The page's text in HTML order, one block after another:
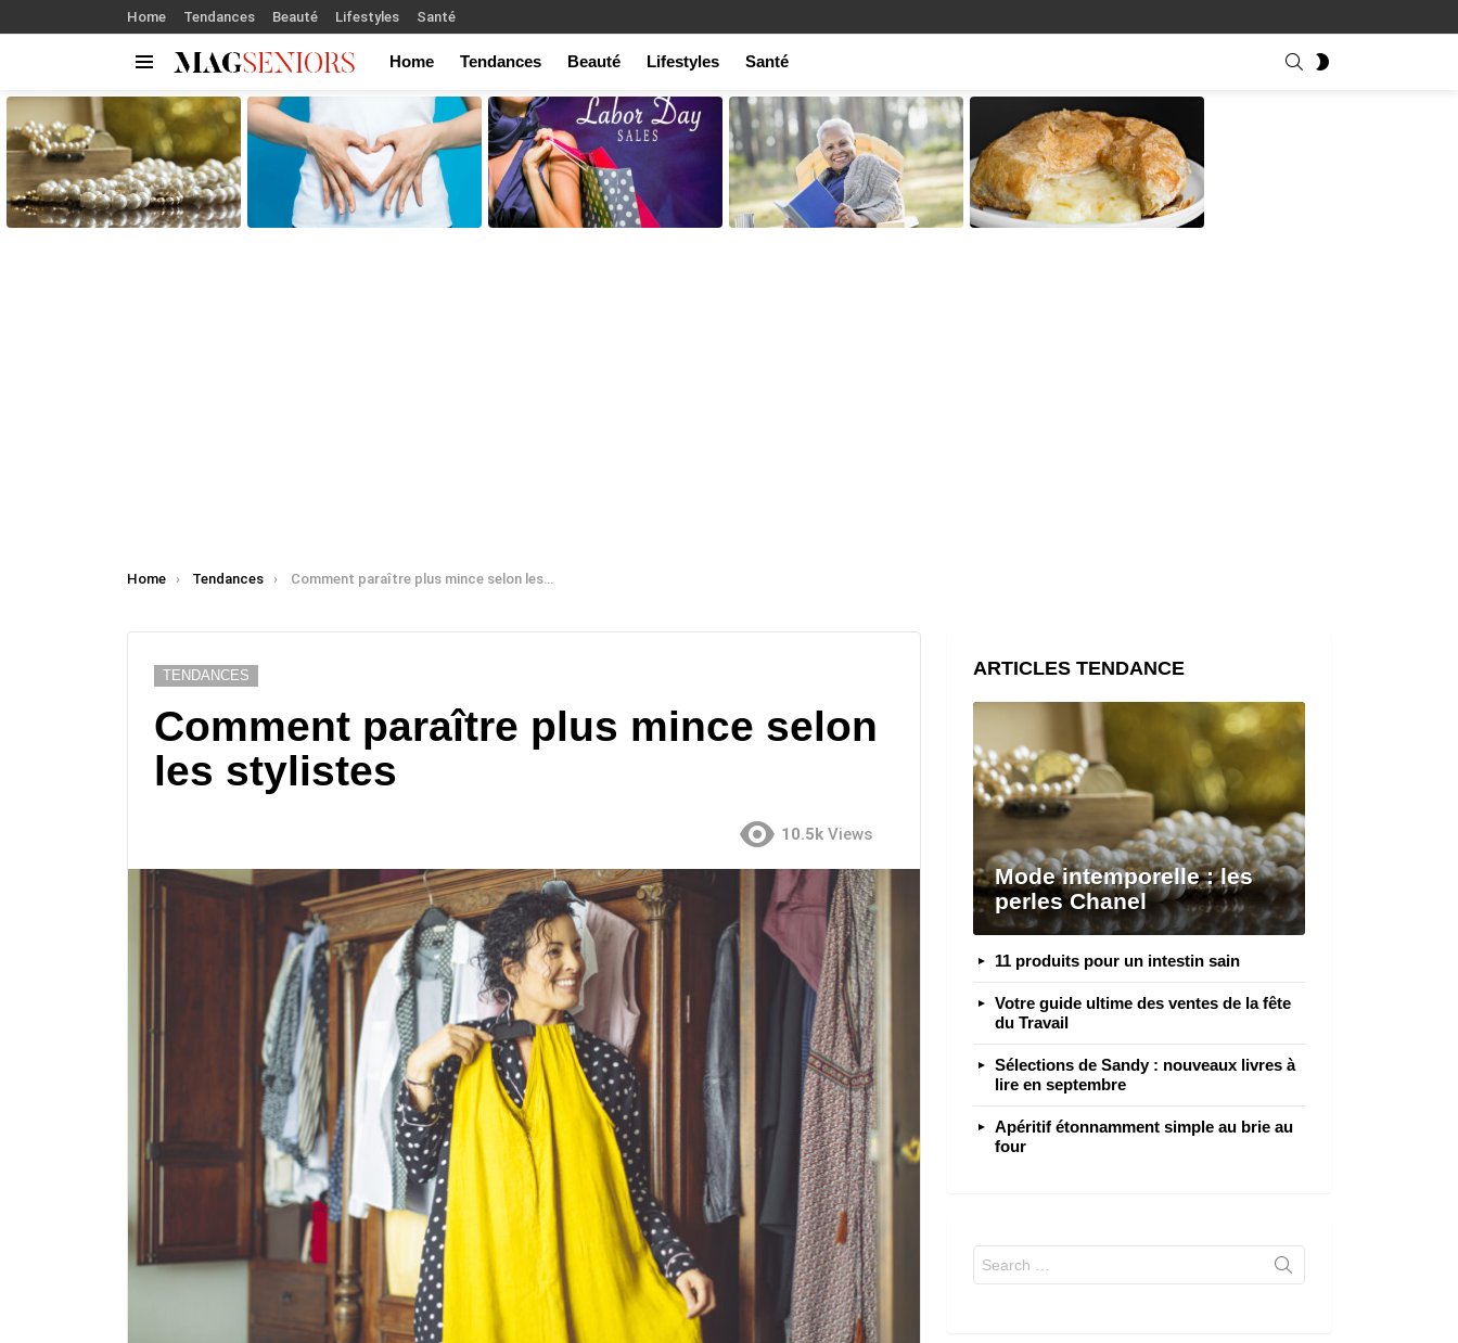
Home Tendances Beauté Lifestyles Santé
Home Tendances Beauté Lifestyles Santé SEARCH
STORIES
You are here:
Home Tendances Comment paraître plus mince selon les stylistes
TENDANCES
Comment paraître plus mince selon
les stylistes
10.5k Views
ARTICLES TENDANCE
Mode intemporelle : les
perles Chanel
11 produits pour un intestin sain
Votre guide ultime des ventes de la fête
du Travail
Sélections de Sandy : nouveaux livres à
lire en septembre
Apéritif étonnamment simple au brie au
four
for: